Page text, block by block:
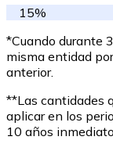
15%
*Cuando durante
misma entidad
anterior.
**Las cantidades
aplicar en los
10 años